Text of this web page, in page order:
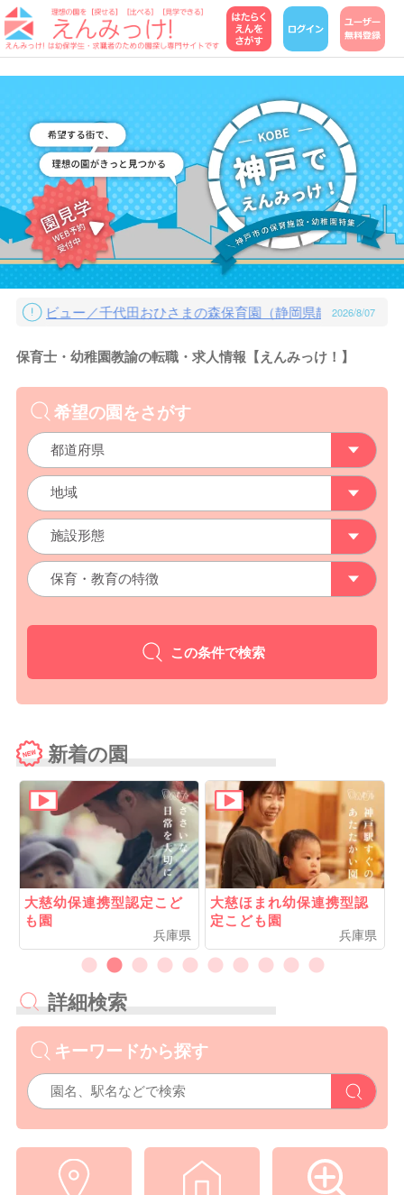
タビュー／千代田おひさまの森保育園（静岡県静岡市）保育士
2026/8/07
保育士・幼稚園教諭の転職・求人情報【えんみっけ！】
希望の園をさがす
この条件で検索
新着の園
大慈幼保連携型認定こど
も園
兵庫県
大慈ほまれ幼保連携型認
定こども園
兵庫県
詳細検索
キーワードから探す